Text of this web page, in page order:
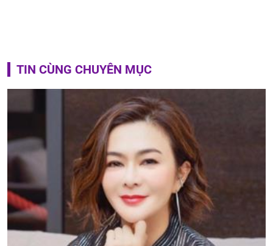
TIN CÙNG CHUYÊN MỤC